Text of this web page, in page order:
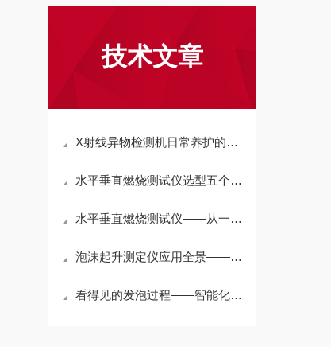
技术文章
X射线异物检测机日常养护的几个观察点
水平垂直燃烧测试仪选型五个核心考量维度
水平垂直燃烧测试仪——从一根火焰到一组数据，读懂材料的“防火基因”
泡沫起升测定仪应用全景——从化工到汽车座椅
看得见的发泡过程——智能化泡沫起升测定仪如何让“黑箱”变透明